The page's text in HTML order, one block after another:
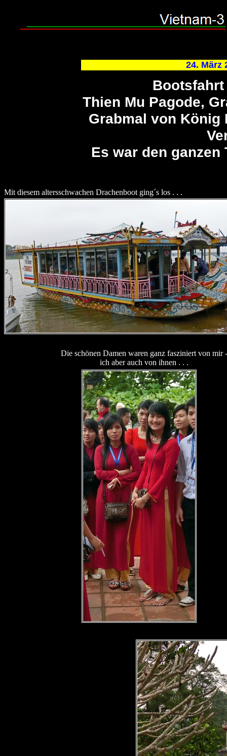
24. März
Thien Mu Pagode,
Grabmal von König
Es war den
Mit diesem altersschwachen Drachenboot ging´s los . . .
Die schönen Damen waren ganz fasziniert von mir -
ich aber auch von ihnen . . .